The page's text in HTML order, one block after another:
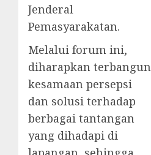
Jenderal
Pemasyarakatan.
Melalui forum ini,
diharapkan terbangun
kesamaan persepsi
dan solusi terhadap
berbagai tantangan
yang dihadapi di